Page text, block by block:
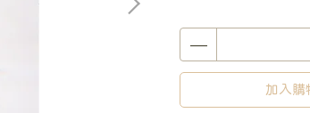
加入購